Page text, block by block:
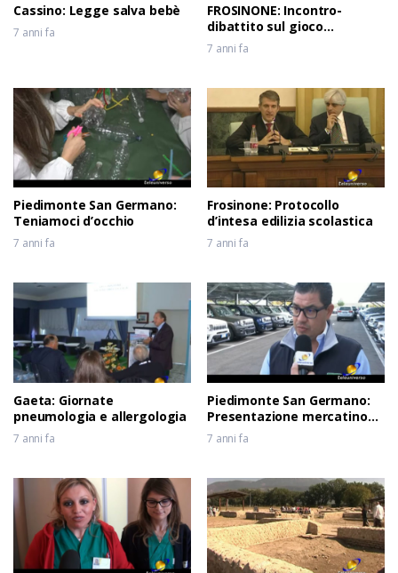
Cassino: Legge salva bebè
7 anni fa
FROSINONE: Incontro-
dibattito sul gioco
d’azzardo
7 anni fa
Piedimonte San Germano:
Teniamoci d’occhio
7 anni fa
Frosinone: Protocollo
d’intesa edilizia scolastica
7 anni fa
Gaeta: Giornate
pneumologia e allergologia
7 anni fa
Piedimonte San Germano:
Presentazione mercatino
usato
7 anni fa